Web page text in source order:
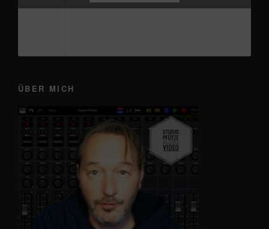
ÜBER MICH